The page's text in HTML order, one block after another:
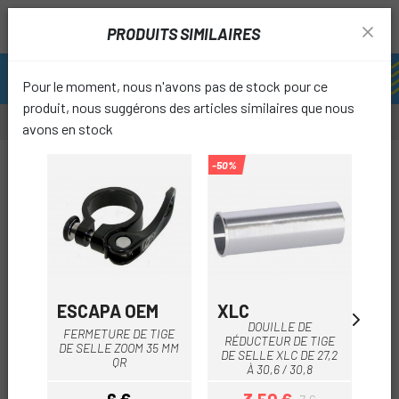
PRODUITS SIMILAIRES
Pour le moment, nous n'avons pas de stock pour ce
produit, nous suggérons des articles similaires que nous
avons en stock
ESCAPA OEM
FERMETURE DE TIGE
DE SELLE ZOOM 35 MM
QR
-50%
XLC
DOUILLE DE
RÉDUCTEUR DE TIGE
DE SELLE XLC DE 27,2
À 30,6 / 30,8